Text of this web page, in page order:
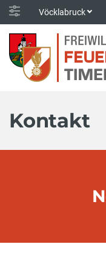
Vöcklabruck
Kontakt